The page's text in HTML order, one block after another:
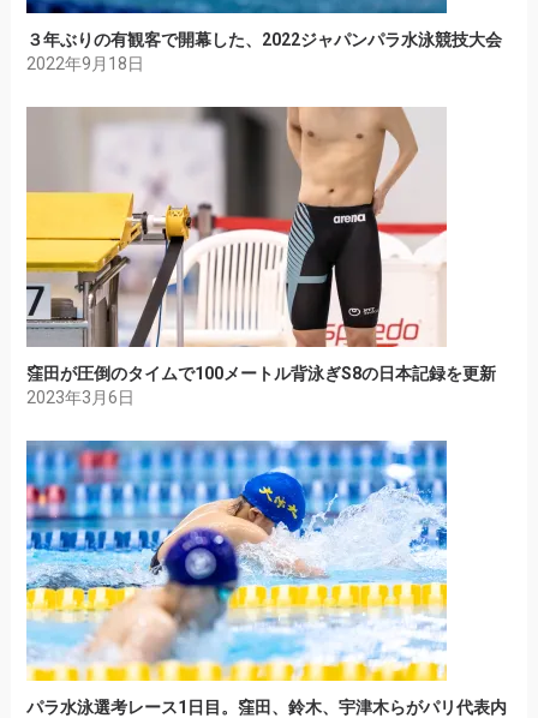
３年ぶりの有観客で開幕した、2022ジャパンパラ水泳競技大会
2022年9月18日
窪田が圧倒のタイムで100メートル背泳ぎS8の日本記録を更新
2023年3月6日
パラ水泳選考レース1日目。窪田、鈴木、宇津木らがパリ代表内